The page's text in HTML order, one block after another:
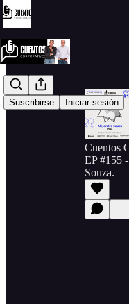
Suscribirse Iniciar sesión
Cuentos
EP #155
Souza.